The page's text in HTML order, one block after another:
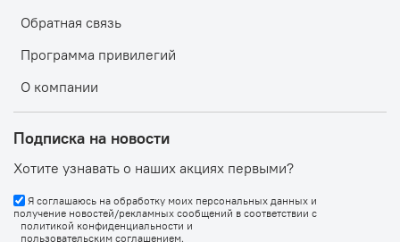
Обратная связь
Программа привилегий
О компании
Подписка на новости
Хотите узнавать о наших акциях первыми?
Я соглашаюсь на обработку моих персональных данных и
получение новостей/рекламных сообщений в соответствии с
политикой конфиденциальности и
пользовательским соглашением.